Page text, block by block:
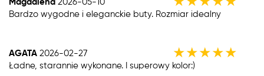
Magdalena 2026-05-10
Bardzo wygodne i eleganckie buty. Rozmiar idealny
AGATA 2026-02-27 ★★★★★
Ładne, starannie wykonane. I superowy kolor:)